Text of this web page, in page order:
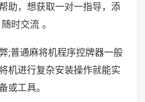
助，想获取一对一指导，添
时交流 。
;普通麻将机程序控牌器一般
机进行复杂安装操作就能实
或工具。